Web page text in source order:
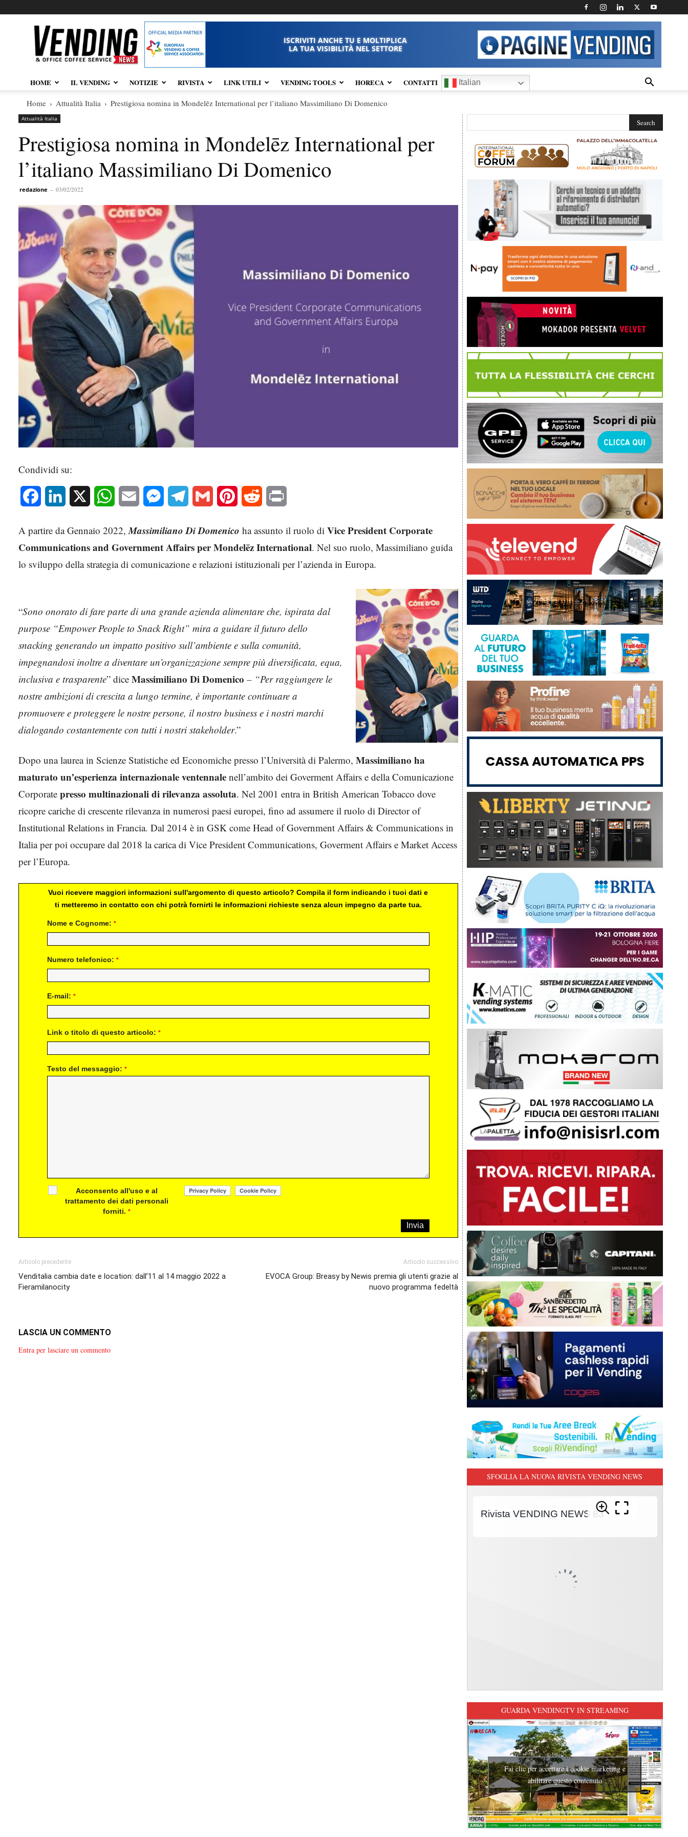
Vendingnews.it
ISCRIVITI ANCHE TU E MOLTIPLICA
LA TUA VISIBILITÀ NEL SETTORE
HOME IL VENDING NOTIZIE RIVISTA LINK UTILI VENDING TOOLS HORECA CONTATTI Italian
Home Attualità Italia Prestigiosa nomina in Mondelēz International per l’italiano Massimiliano Di Domenico
Attualità Italia
Prestigiosa nomina in Mondelēz International per
l’italiano Massimiliano Di Domenico
redazione - 03/02/2022
Condividi su:
Facebook LinkedIn WhatsAppEmail MessengerTelegram Gmail Pinterest Reddit
A partire da Gennaio 2022, Massimiliano Di Domenico ha assunto il ruolo di Vice President Corporate
Communications and Government Affairs per Mondelēz International. Nel suo ruolo, Massimiliano guida
lo sviluppo della strategia di comunicazione e relazioni istituzionali per l’azienda in Europa.
“Sono onorato di fare parte di una grande azienda alimentare che, ispirata dal
purpose “Empower People to Snack Right” mira a guidare il futuro dello
snacking generando un impatto positivo sull’ambiente e sulla comunità,
impegnandosi inoltre a diventare un’organizzazione sempre più diversificata, equa,
inclusiva e trasparente” dice Massimiliano Di Domenico – “Per raggiungere le
nostre ambizioni di crescita a lungo termine, è importante continuare a
promuovere e proteggere le nostre persone, il nostro business e i nostri marchi
dialogando costantemente con tutti i nostri stakeholder.”
Dopo una laurea in Scienze Statistiche ed Economiche presso l’Università di Palermo, Massimiliano ha
maturato un’esperienza internazionale ventennale nell’ambito dei Goverment Affairs e della Comunicazione
Corporate presso multinazionali di rilevanza assoluta. Nel 2001 entra in British American Tobacco dove
ricopre cariche di crescente rilevanza in numerosi paesi europei, fino ad assumere il ruolo di Director of
Institutional Relations in Francia. Dal 2014 è in GSK come Head of Government Affairs & Communications in
Italia per poi occupare dal 2018 la carica di Vice President Communications, Goverment Affairs e Market Access
per l’Europa.
Vuoi ricevere maggiori informazioni sull'argomento di questo articolo? Compila il form indicando i tuoi dati e
ti metteremo in contatto con chi potrà fornirti le informazioni richieste senza alcun impegno da parte tua.
Nome e Cognome: *
Numero telefonico: *
E-mail: *
Link o titolo di questo articolo: *
Testo del messaggio: *
Acconsento all'uso e al
trattamento dei dati personali
forniti.*
Articolo precedente
Venditalia cambia date e location: dall’11 al 14 maggio 2022 a
Fieramilanocity
Articolo successivo
EVOCA Group: Breasy by Newis premia gli utenti grazie al
nuovo programma fedeltà
LASCIA UN COMMENTO
Entra per lasciare un commento
SFOGLIA LA NUOVA RIVISTA VENDING NEWS
GUARDA VENDINGTV IN STREAMING
Fai clic per accettare i cookie marketing e
abilitare questo contenuto